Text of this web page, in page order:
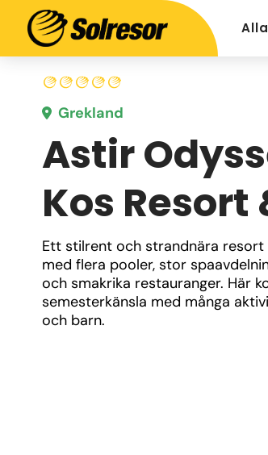
Grekland
Astir
Kos Resort
Ett stilrent och strandnära resort
med flera pooler, stor
och smakrika restauranger. Här
semesterkänsla med många
och barn.